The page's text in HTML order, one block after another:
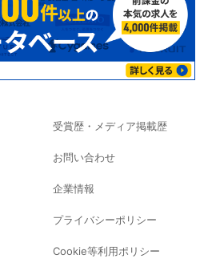
受賞歴・メディア掲載歴
お問い合わせ
企業情報
プライバシーポリシー
Cookie等利用ポリシー